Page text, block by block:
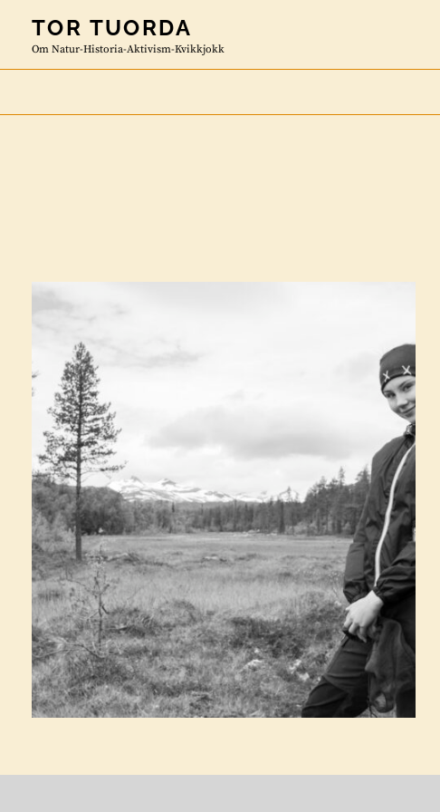
content
TOR TUORDA
Om Natur-Historia-Aktivism-Kvikkjokk